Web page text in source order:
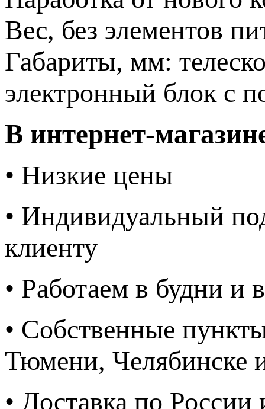
Вес, без элементов
Габариты, мм:
электронный блок с
В интернет-
• Низкие цены
• Индивидуальный
клиенту
• Работаем в будни и
• Собственные
Тюмени, Челябинске
• Доставка по